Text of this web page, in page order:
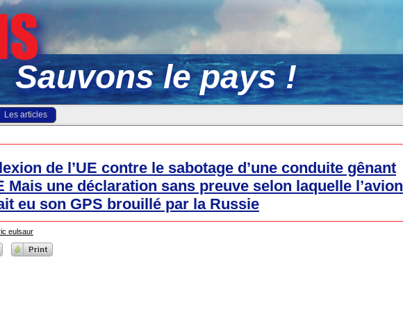
Sauvons le pays !
Les articles
de l’UE contre le sabotage d’une conduite gênant
Mais une déclaration sans preuve selon laquelle l’avion
eu son GPS brouillé par la Russie
eulsaur